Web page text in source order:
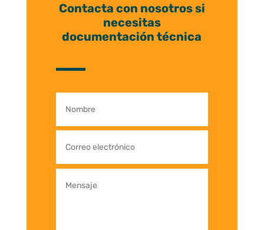
Contacta con nosotros si
necesitas
documentación técnica